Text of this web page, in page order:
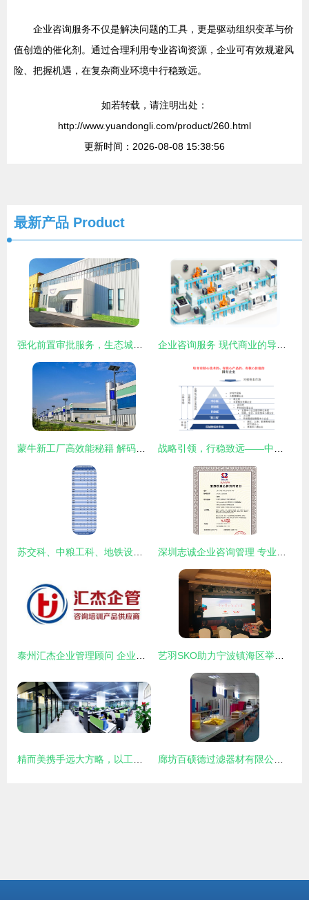
企业咨询服务不仅是解决问题的工具，更是驱动组织变革与价
值创造的催化剂。通过合理利用专业咨询资源，企业可有效规避风
险、把握机遇，在复杂商业环境中行稳致远。
如若转载，请注明出处：
http://www.yuandongli.com/product/260.html
更新时间：2026-08-08 15:38:56
最新产品 Product